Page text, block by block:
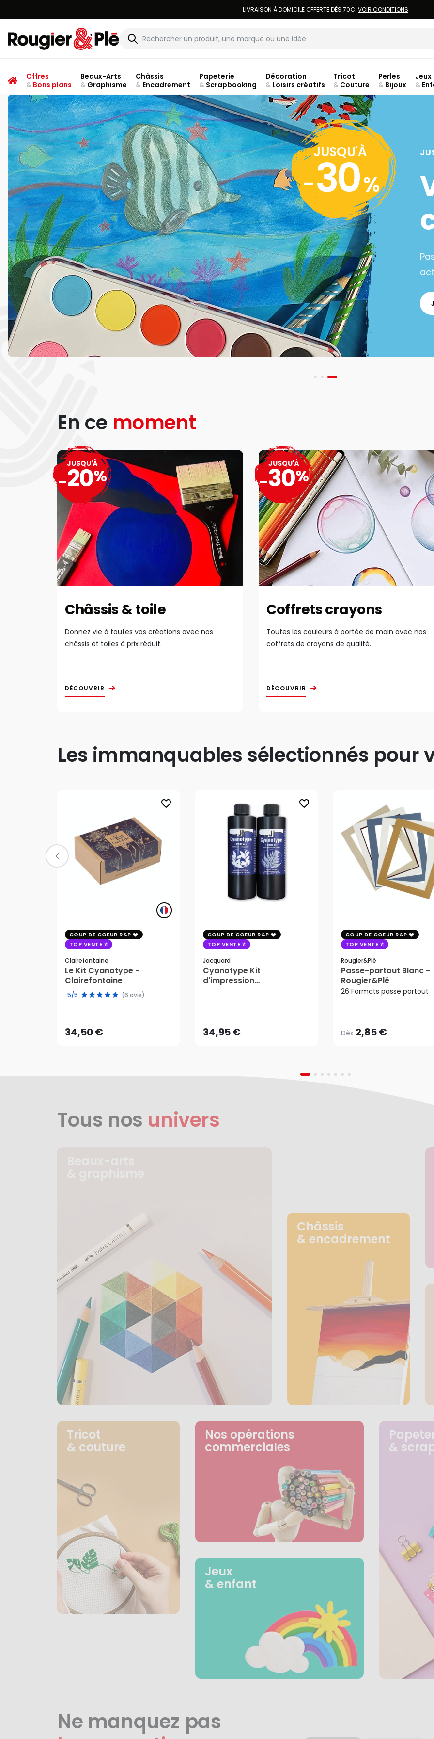
LIVRAISON À DOMICILE OFFERTE DÈS 70€. VOIR CONDITIONS
Rougier & Plé
Offres
&Bons plans
Beaux-Arts
&Graphisme
Châssis
&Encadrement
Papeterie
&Scrapbooking
Décoration
&Loisirs créatifs
Tricot
& Couture
Perles
& Bijoux
Jeux
&
JUSQU'À
-30%
En ce moment
Châssis & toile
Donnez vie à toutes vos créations avec nos
châssis et toiles à prix réduit.
DÉCOUVRIR
JUSQU'À
-20%
Coffrets crayons
Toutes les couleurs à portée de main avec nos
coffrets de crayons de qualité.
DÉCOUVRIR
JUSQU'À
-30%
Les immanquables sélectionnés pour
favorite_border
COUP DE COEUR R&P
TOP VENTE
Clairefontaine
Le Kit Cyanotype -
Clairefontaine
5/5 (6 avis)
34,50 €AJOUTER AU PANIER
favorite_border
COUP DE COEUR R&P
TOP VENTE
Jacquard
Cyanotype Kit
d'impression
34,95 €AJOUTER AU PANIER
COUP DE COEUR R&P
TOP VENTE
Rougier&plé
Passe-partout Blanc -
Rougier&Plé
26 Formats passe partout
Dès 2,85 €
2,85 €
Tous nos univers
Châssis
& encadrement
Tricot
& couture
Nos opérations
commerciales
Jeux
& enfant
&
Ne manquez pas